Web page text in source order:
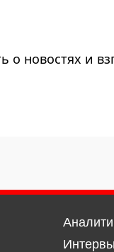
о новостях и